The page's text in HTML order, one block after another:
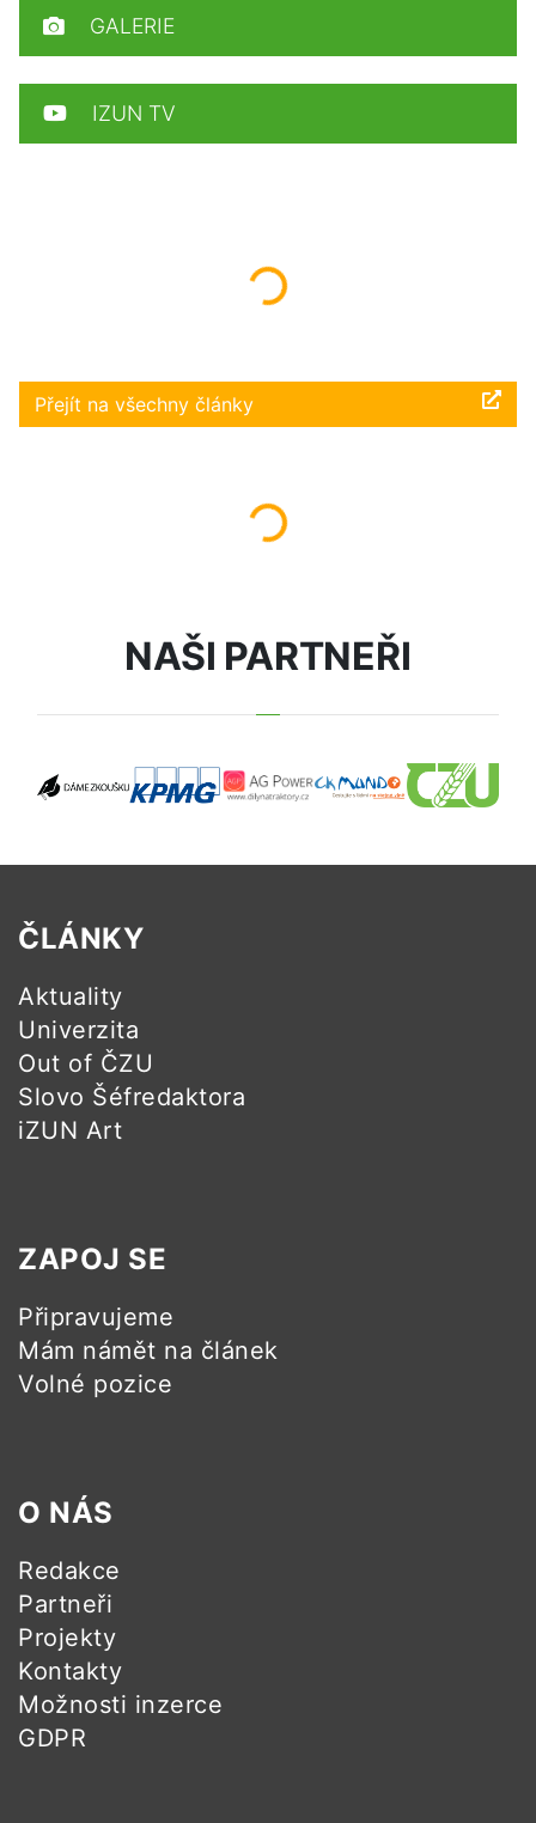
Načítám...
Přejít na všechny články
Načítám...
GALERIE
IZUN TV
NAŠI PARTNEŘI
ČLÁNKY
Aktuality
Univerzita
Out of ČZU
Slovo Šéfredaktora
iZUN Art
ZAPOJ SE
Připravujeme
Mám námět na článek
Volné pozice
O NÁS
Redakce
Partneři
Projekty
Kontakty
Možnosti inzerce
GDPR